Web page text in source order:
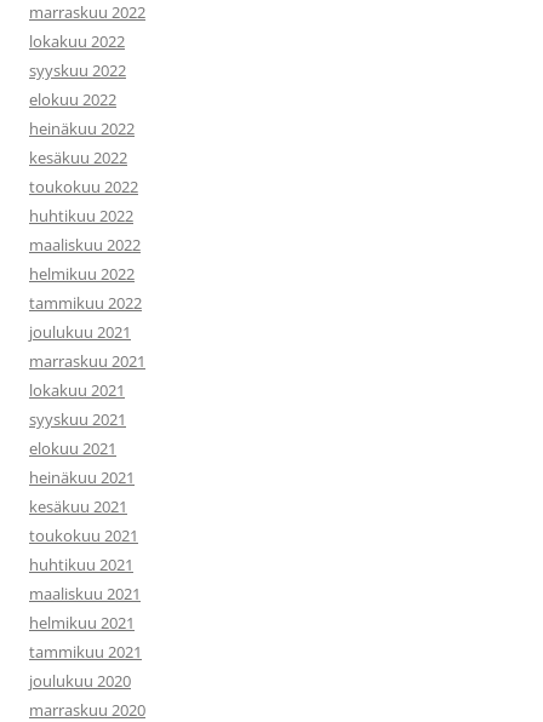
marraskuu 2022
lokakuu 2022
syyskuu 2022
elokuu 2022
heinäkuu 2022
kesäkuu 2022
toukokuu 2022
huhtikuu 2022
maaliskuu 2022
helmikuu 2022
tammikuu 2022
joulukuu 2021
marraskuu 2021
lokakuu 2021
syyskuu 2021
elokuu 2021
heinäkuu 2021
kesäkuu 2021
toukokuu 2021
huhtikuu 2021
maaliskuu 2021
helmikuu 2021
tammikuu 2021
joulukuu 2020
marraskuu 2020